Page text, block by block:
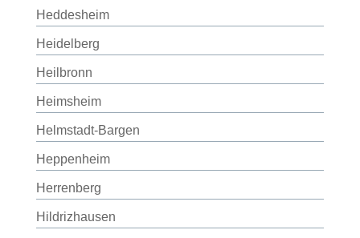
Heddesheim
Heidelberg
Heilbronn
Heimsheim
Helmstadt-Bargen
Heppenheim
Herrenberg
Hildrizhausen